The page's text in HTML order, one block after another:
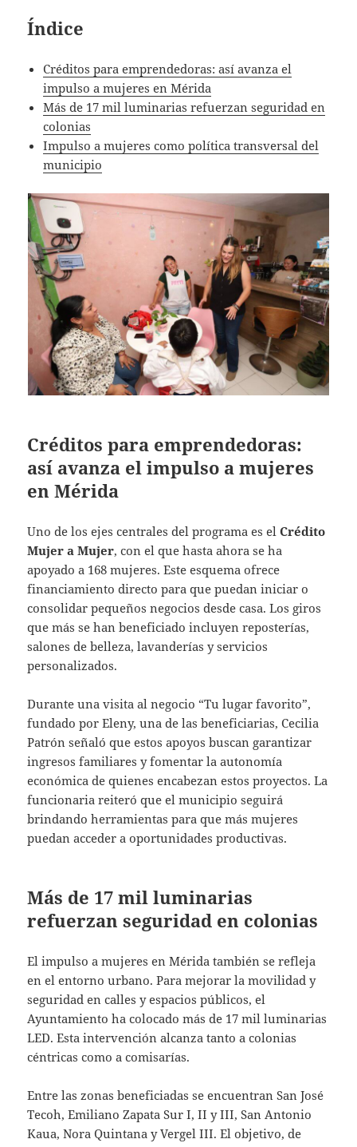
Índice
Créditos para emprendedoras: así avanza el
impulso a mujeres en Mérida
Más de 17 mil luminarias refuerzan seguridad en
colonias
Impulso a mujeres como política transversal del
municipio
Créditos para emprendedoras:
así avanza el impulso a mujeres
en Mérida
Uno de los ejes centrales del programa es elCrédito
Mujer a Mujer, con el que hasta ahora se ha
apoyado a 168 mujeres. Este esquema ofrece
financiamiento directo para que puedan iniciar o
consolidar pequeños negocios desde casa. Los giros
que más se han beneficiado incluyen reposterías,
salones de belleza, lavanderías y servicios
personalizados.
Durante una visita al negocio “Tu lugar favorito”,
fundado por Eleny, una de las beneficiarias, Cecilia
Patrón señaló que estos apoyos buscan garantizar
ingresos familiares y fomentar la autonomía
económica de quienes encabezan estos proyectos. La
funcionaria reiteró que el municipio seguirá
brindando herramientas para que más mujeres
puedan acceder a oportunidades productivas.
Más de 17 mil luminarias
refuerzan seguridad en colonias
El impulso a mujeres en Mérida también se refleja
en el entorno urbano. Para mejorar la movilidad y
seguridad en calles y espacios públicos, el
Ayuntamiento ha colocado más de 17 mil luminarias
LED. Esta intervención alcanza tanto a colonias
céntricas como a comisarías.
Entre las zonas beneficiadas se encuentran San José
Tecoh, Emiliano Zapata Sur I, II y III, San Antonio
Kaua, Nora Quintana y Vergel III. El objetivo, de